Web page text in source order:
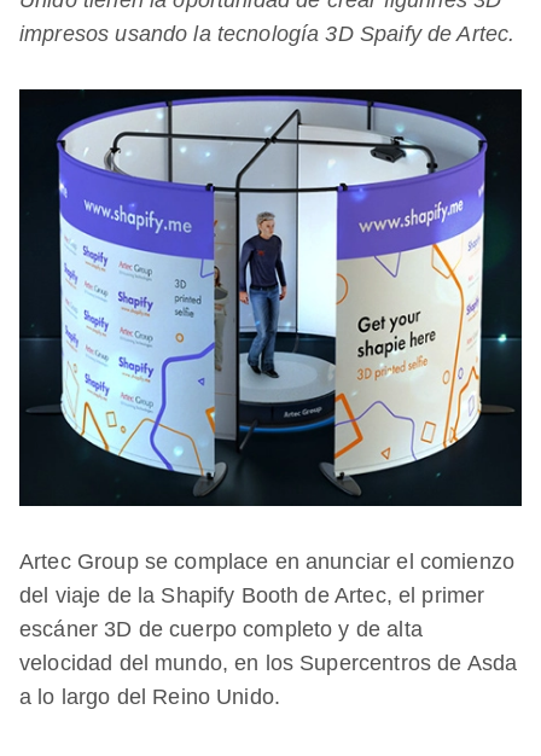
impresos usando la tecnología 3D Spaify de Artec.
Artec Group se complace en anunciar el comienzo
del viaje de la Shapify Booth de Artec, el primer
escáner 3D de cuerpo completo y de alta
velocidad del mundo, en los Supercentros de Asda
a lo largo del Reino Unido.